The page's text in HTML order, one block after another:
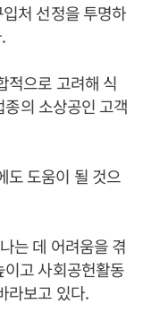
처 선정을 투명하
적으로 고려해 식
의 소상공인 고객
도 도움이 될 것으
는 데 어려움을 겪
고 사회공헌활동
라보고 있다.